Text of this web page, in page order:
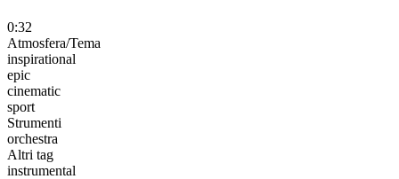
0:32
Atmosfera/Tema
inspirational
epic
cinematic
sport
Strumenti
orchestra
Altri tag
instrumental